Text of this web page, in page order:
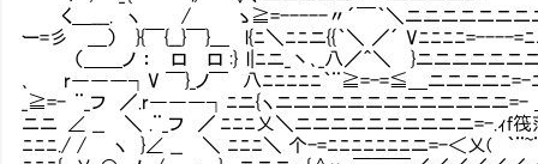
く＿___. ヽ / ゝ≧=-----〃´￣｀＼ニニニニニ
ー=彡 ＿） }{￣{__}￣}＿ l{ﾆ＼ﾆﾆニ{{｀＼ ／´ Vﾆﾆﾆﾆ
（＿＿ノ ： ロ ロ :} l|ﾆニ_丶､_八／＾＼ }ニニニニニニ
､ r―――┐V ￣}_ノ￣ 八ﾆﾆﾆﾆﾆ｀¨≧=-=≦＿ニニニニﾆ
_≧=- ¨_フ ／.r―――┐ﾆニ{ヽニニニニニニニニニニニニニ
ニニ ∠ __ ＼ .¨_フ ／ ﾆﾆﾆ乂＼ニニニニニニニニニニ=-.ｨ
ﾆﾆﾆ./ / ヽ }∠ __ ＼ ﾆﾆﾆ＼ 个-=ﾆﾆﾆﾆﾆﾆﾆニ=-＜乂( ｀